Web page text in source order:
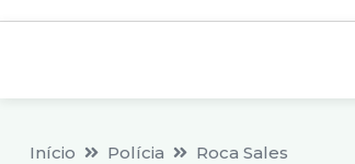
Início Polícia Roca Sales